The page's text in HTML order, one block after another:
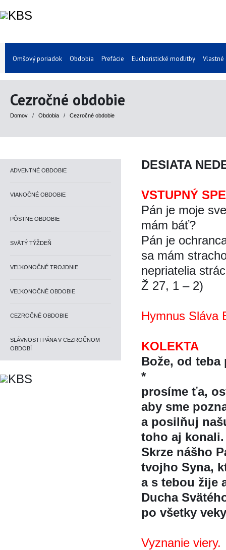
Omšový poriadok Obdobia Prefácie Eucharistické modlitby Vlastné
Cezročné obdobie
Domov / Obdobia / Cezročné obdobie
ADVENTNÉ OBDOBIE
VIANOČNÉ OBDOBIE
PÔSTNE OBDOBIE
SVÄTÝ TÝŽDEŇ
VEĽKONOČNÉ TROJDNIE
VEĽKONOČNÉ OBDOBIE
CEZROČNÉ OBDOBIE
SLÁVNOSTI PÁNA V CEZROČNOM
OBDOBÍ
DESIATA
VSTUPNÝ
Pán je moje
mám báť?
Pán je
sa mám
nepriatelia
Ž 27, 1 – 2)
Hymnus Sláva
KOLEKTA
Bože, od teba
*
prosíme ťa,
aby sme
a posilňuj
toho aj konali.
Skrze nášho
tvojho Syna,
a s tebou žije
Ducha
po všetky
Vyznanie viery.